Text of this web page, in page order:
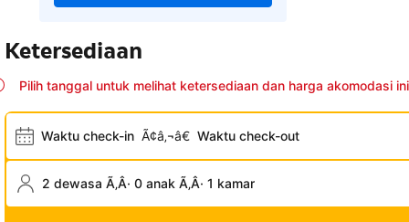
Ketersediaan
Pilih tanggal untuk melihat ketersediaan dan harga akomodasi ini
Waktu check-in Ã¢â‚¬â€ Waktu check-out
2 dewasa Ã‚Â· 0 anak Ã‚Â· 1 kamar